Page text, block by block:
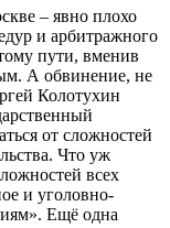
– явно плохо
и арбитражного
пути, вменив
А обвинение, не
Колотухин
от сложностей
Что уж
всех
и уголовно-
Ещё одна